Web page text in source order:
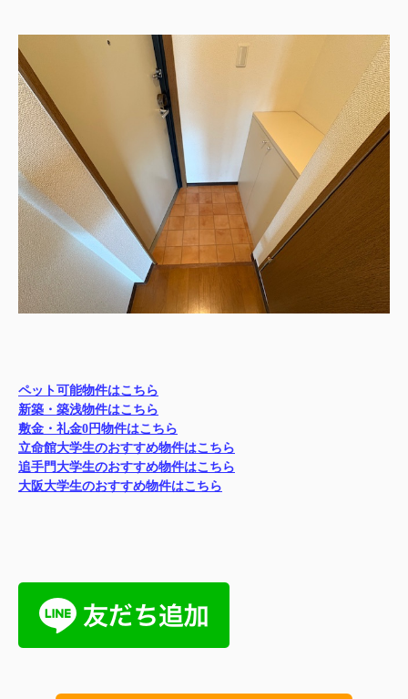
ペット可能物件はこちら
新築・築浅物件はこちら
敷金・礼金0円物件はこちら
立命館大学生のおすすめ物件はこちら
追手門大学生のおすすめ物件はこちら
大阪大学生のおすすめ物件はこちら